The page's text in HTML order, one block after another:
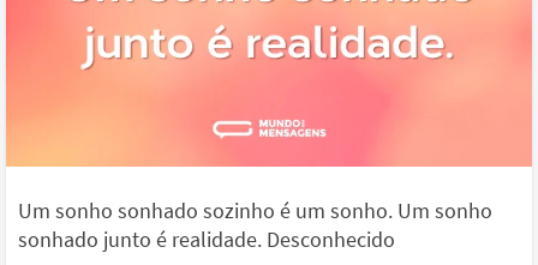
Um sonho sonhado sozinho é um sonho. Um sonho
sonhado junto é realidade. Desconhecido